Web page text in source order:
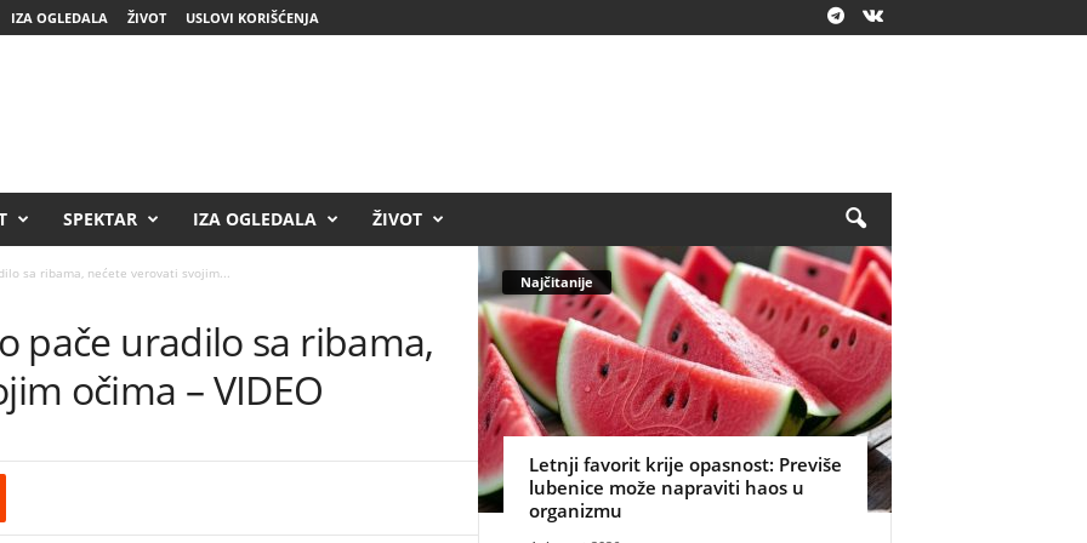
IZA OGLEDALA ŽIVOT USLOVI KORIŠĆENJA
SPEKTAR IZA OGLEDALA ŽIVOT
sa ribama, nećete verovati svojim...
pače uradilo sa ribama,
očima – VIDEO
Najčitanije
Letnji favorit krije opasnost: Previše
lubenice može napraviti haos u
organizmu